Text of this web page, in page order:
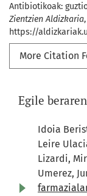
Antibiotikoak:
Zientzien Aldizkaria,
https://
More Citation
Egile
Idoia
Leire
Lizardi,
Umerez,